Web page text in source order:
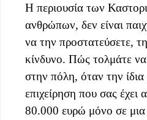
Η περιουσία των
ανθρώπων, δεν είναι
να την προστατεύσετε,
κίνδυνο. Πώς τολμάτε να
στην πόλη, όταν την
επιχείρηση που σας έχει
80.000 ευρώ μόνο σε